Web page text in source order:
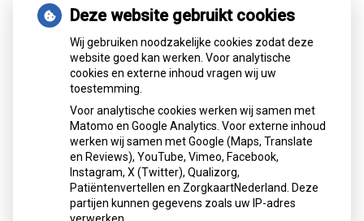
Gemiddelde cijfer
Mondzorgcentrumis gewaardeerd op
ZorgkaartNederland.
Bekijk alle waarderingen
Deze website gebruikt cookies
Wij gebruiken noodzakelijke cookies zodat deze
website goed kan werken. Voor analytische
cookies en externe inhoud vragen wij uw
toestemming.
Voor analytische cookies werken wij samen met
Matomo en Google Analytics. Voor externe inhoud
werken wij samen met Google (Maps, Translate
en Reviews), YouTube, Vimeo, Facebook,
Instagram, X (Twitter), Qualizorg,
Patiëntenvertellen en ZorgkaartNederland. Deze
partijen kunnen gegevens zoals uw IP-adres